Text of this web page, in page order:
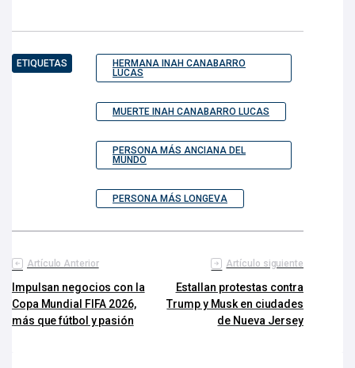
ETIQUETAS
HERMANA INAH CANABARRO
LUCAS
MUERTE INAH CANABARRO LUCAS
PERSONA MÁS ANCIANA DEL
MUNDO
PERSONA MÁS LONGEVA
Artículo Anterior
Impulsan negocios con la
Copa Mundial FIFA 2026,
más que fútbol y pasión
Artículo siguiente
Estallan protestas contra
Trump y Musk en ciudades
de Nueva Jersey